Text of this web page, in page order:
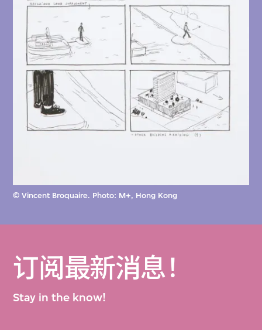
© Vincent Broquaire. Photo: M+, Hong Kong
订阅最新消息！
Stay in the know!